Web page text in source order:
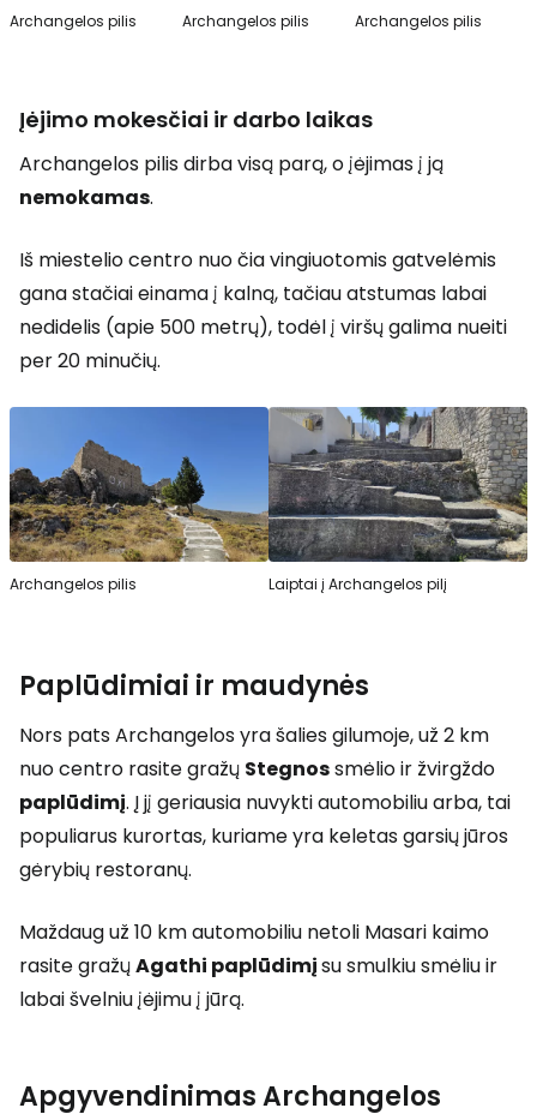
Archangelos pilis Archangelos pilis Archangelos pilis
Įėjimo mokesčiai ir darbo laikas
Archangelos pilis dirba visą parą, o įėjimas į ją
nemokamas.
Iš miestelio centro nuo čia vingiuotomis gatvelėmis
gana stačiai einama į kalną, tačiau atstumas labai
nedidelis (apie 500 metrų), todėl į viršų galima nueiti
per 20 minučių.
Archangelos pilis Laiptai į Archangelos pilį
Paplūdimiai ir maudynės
Nors pats Archangelos yra šalies gilumoje, už 2 km
nuo centro rasite gražų Stegnossmėlio ir žvirgždo
paplūdimį. Į jį geriausia nuvykti automobiliu arba, tai
populiarus kurortas, kuriame yra keletas garsių jūros
gėrybių restoranų.
Maždaug už 10 km automobiliu netoli Masari kaimo
rasite gražųAgathi paplūdimįsu smulkiu smėliu ir
labai švelniu įėjimu į jūrą.
Apgyvendinimas Archangelos